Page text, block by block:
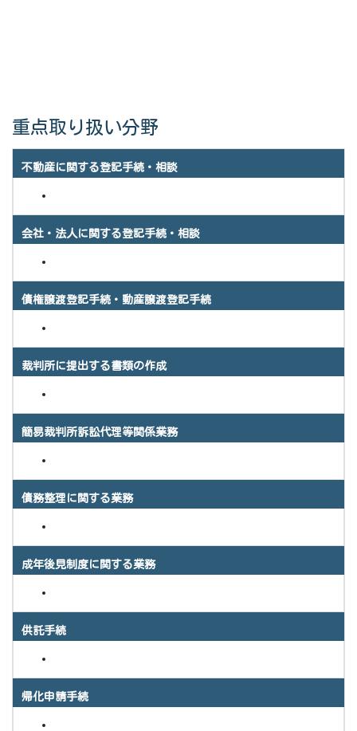
重点取り扱い分野
不動産に関する登記手続・相談
会社・法人に関する登記手続・相談
債権譲渡登記手続・動産譲渡登記手続
裁判所に提出する書類の作成
簡易裁判所訴訟代理等関係業務
債務整理に関する業務
成年後見制度に関する業務
供託手続
帰化申請手続